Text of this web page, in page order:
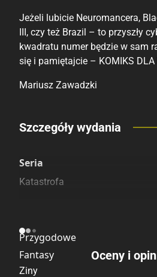
Jeżeli lubicie Neuromancera,
III, czy też Brazil – to przyszły
kwadratu numer będzie w sam
się i pamiętajcie – KOMIKS DLA
Mariusz Zawadzki
Porównaj ceny
Szczegóły wydania
Seria
Katastrofa
Przygodowe
Fantasy
Ziny
Oceny i